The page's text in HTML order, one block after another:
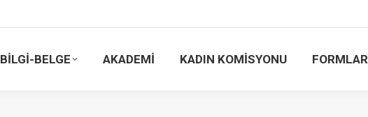
BİLGİ-BELGE AKADEMİ KADIN KOMİSYONU FORMLAR